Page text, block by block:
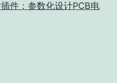
件：参数化设计PCB电